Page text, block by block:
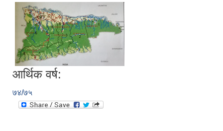
आर्थिक वर्ष:
७४/७५